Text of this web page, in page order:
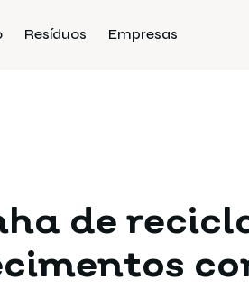
Resíduos Empresas
de